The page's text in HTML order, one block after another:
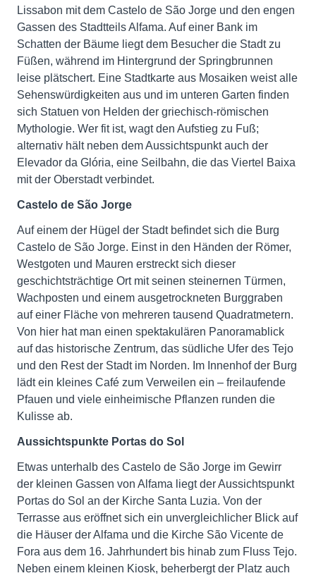
Lissabon mit dem Castelo de São Jorge und den engen
Gassen des Stadtteils Alfama. Auf einer Bank im
Schatten der Bäume liegt dem Besucher die Stadt zu
Füßen, während im Hintergrund der Springbrunnen
leise plätschert. Eine Stadtkarte aus Mosaiken weist alle
Sehenswürdigkeiten aus und im unteren Garten finden
sich Statuen von Helden der griechisch-römischen
Mythologie. Wer fit ist, wagt den Aufstieg zu Fuß;
alternativ hält neben dem Aussichtspunkt auch der
Elevador da Glória, eine Seilbahn, die das Viertel Baixa
mit der Oberstadt verbindet.
Castelo de São Jorge
Auf einem der Hügel der Stadt befindet sich die Burg
Castelo de São Jorge. Einst in den Händen der Römer,
Westgoten und Mauren erstreckt sich dieser
geschichtsträchtige Ort mit seinen steinernen Türmen,
Wachposten und einem ausgetrockneten Burggraben
auf einer Fläche von mehreren tausend Quadratmetern.
Von hier hat man einen spektakulären Panoramablick
auf das historische Zentrum, das südliche Ufer des Tejo
und den Rest der Stadt im Norden. Im Innenhof der Burg
lädt ein kleines Café zum Verweilen ein – freilaufende
Pfauen und viele einheimische Pflanzen runden die
Kulisse ab.
Aussichtspunkte Portas do Sol
Etwas unterhalb des Castelo de São Jorge im Gewirr
der kleinen Gassen von Alfama liegt der Aussichtspunkt
Portas do Sol an der Kirche Santa Luzia. Von der
Terrasse aus eröffnet sich ein unvergleichlicher Blick auf
die Häuser der Alfama und die Kirche São Vicente de
Fora aus dem 16. Jahrhundert bis hinab zum Fluss Tejo.
Neben einem kleinen Kiosk, beherbergt der Platz auch